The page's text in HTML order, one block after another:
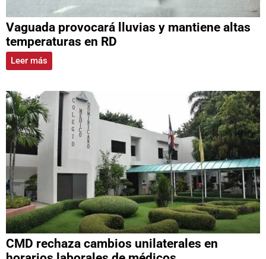
Vaguada provocará lluvias y mantiene altas
temperaturas en RD
Leer más
CMD rechaza cambios unilaterales en